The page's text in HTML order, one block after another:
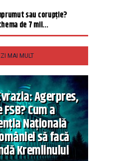
sau corupție?
de 7 mil...
MAI MULT
Agerpres,
Cum a
Națională
să facă
Kremlinului